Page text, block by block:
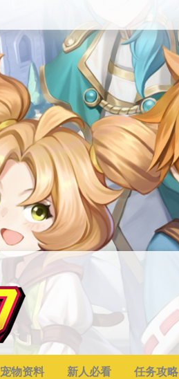
宠物资料 新人必看 任务攻略